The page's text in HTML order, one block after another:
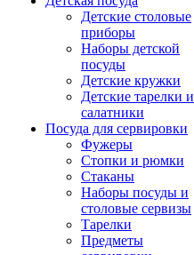
Детские столовые
приборы
Наборы детской
посуды
Детские кружки
Детские тарелки и
салатники
Посуда для сервировки
Фужеры
Стопки и рюмки
Стаканы
Наборы посуды и
столовые сервизы
Тарелки
Предметы